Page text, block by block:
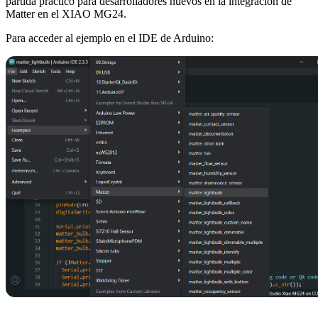
Matter en el XIAO MG24.
Para acceder al ejemplo en el IDE de Arduino: